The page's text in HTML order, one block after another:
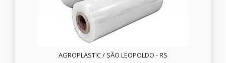
AGROPLASTIC / SÃO LEOPOLDO - RS